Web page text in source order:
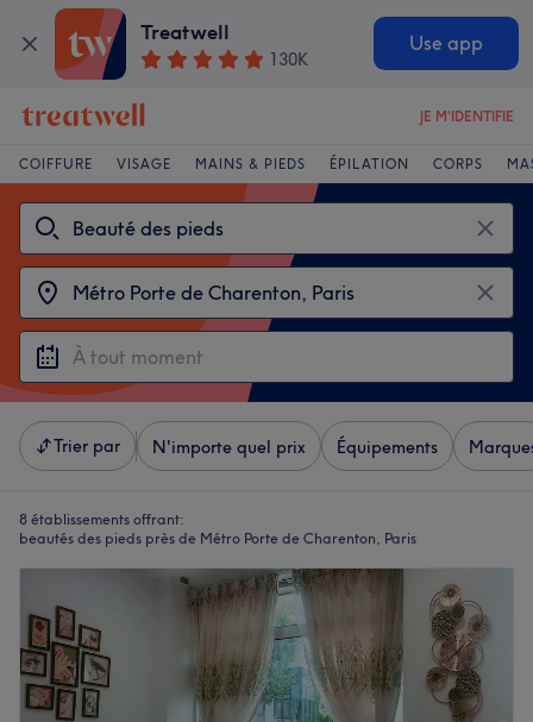
Treatwell
130K
Use app
JE M'IDENTIFIE
COIFFURE VISAGE MAINS & PIEDS ÉPILATION CORPS
Trier par N'importe quel prix Équipements
8 établissements offrant:
beautés des pieds près de Métro Porte de Charenton, Paris